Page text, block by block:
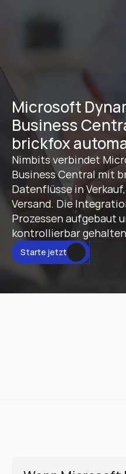
Microsoft
Business
brickfox
Nimbits verbindet
Business Central mit
Datenflüsse in
Versand. Die
Prozessen aufgebaut
kontrollierbar
Starte jetzt